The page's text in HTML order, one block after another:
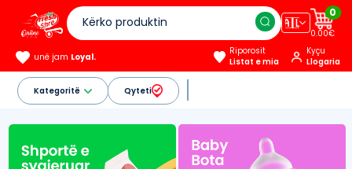
🇦🇱
0
0.00€
unë jam Loyal.
Riporosit
Listat e mia
Kyçu
Llogaria
Kategoritë Qyteti